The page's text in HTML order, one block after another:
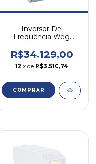
Inversor De
Frequência Weg
380v Trifásico
R$34.129,00
12 x de R$3.510,74
COMPRAR